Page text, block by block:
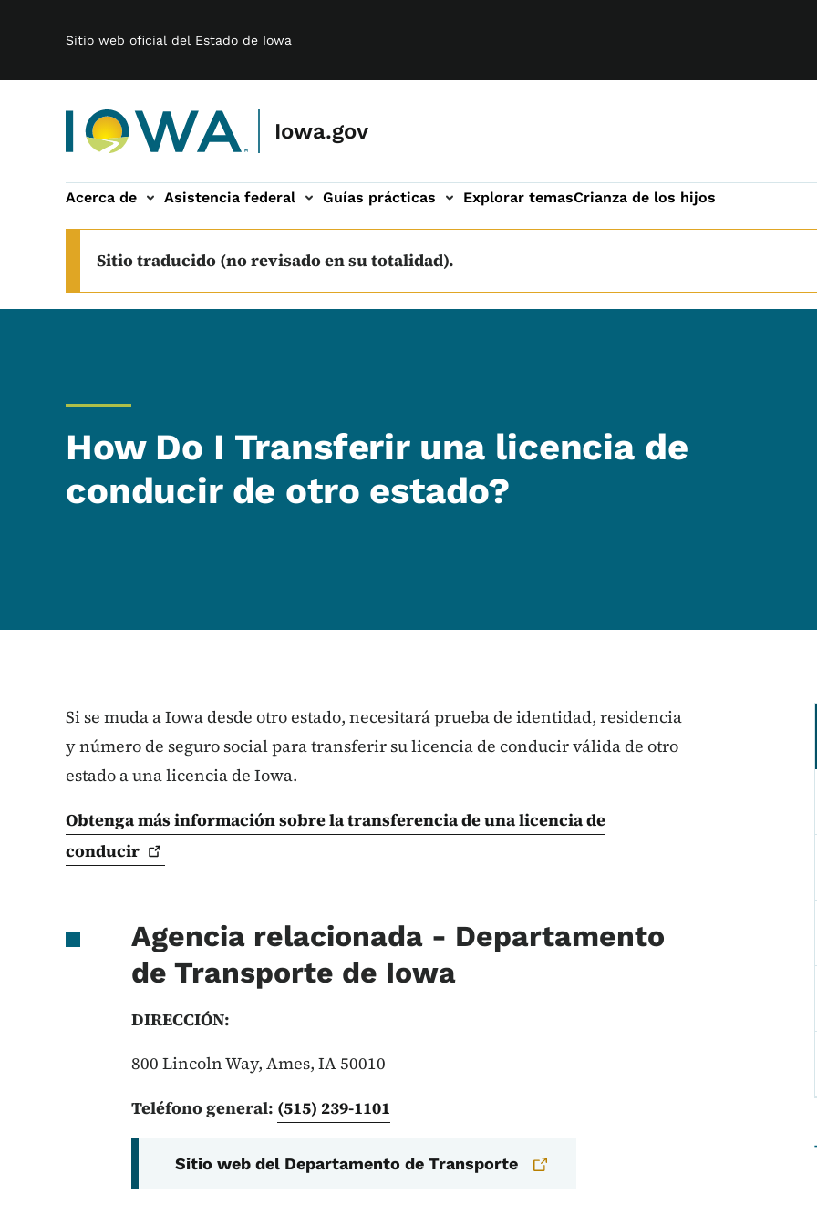
Sitio web oficial del Estado de Iowa
Iowa.gov
Acerca de Asistencia federal Guías prácticas
navegación Explorar temasCrianza de los hijos
Sitio traducido (no revisado en su totalidad).
How Do I Transferir una licencia de
conducir de otro estado?
Si se muda a Iowa desde otro estado, necesitará prueba de identidad, residencia
y número de seguro social para transferir su licencia de conducir válida de otro
estado a una licencia de Iowa.
Obtenga más información sobre la transferencia de una licencia de
conducir
Agencia relacionada - Departamento
de Transporte de Iowa
DIRECCIÓN:
800 Lincoln Way, Ames, IA 50010
Teléfono general: (515) 239-1101
Sitio web del Departamento de Transporte